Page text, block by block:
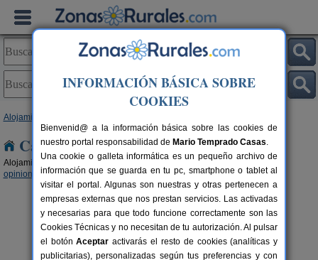
Alojamientos
Casas Rurales en Huesca
Alojamientos rurales para disfrutar del turismo rural en Huesca (
opiniones,9 con reserva online,5 con disponibilidad .)
INFORMACIÓN BÁSICA SOBRE
COOKIES
Bienvenid@ a la información básica sobre las cookies de
nuestro portal responsabilidad de Mario Temprado Casas.
Una cookie o galleta informática es un pequeño archivo de
información que se guarda en tu pc, smartphone o tablet al
visitar el portal. Algunas son nuestras y otras pertenecen a
empresas externas que nos prestan servicios. Las activadas
y necesarias para que todo funcione correctamente son las
Cookies Técnicas y no necesitan de tu autorización. Al pulsar
el botónAceptar activarás el resto de cookies (analíticas y
publicitarias), personalizadas según tus preferencias y con